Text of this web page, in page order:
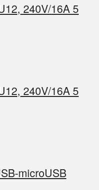
240V/16A 5
240V/16A 5
microUSB